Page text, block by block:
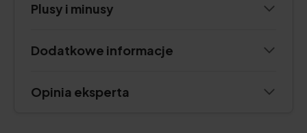
Plusy i minusy
Dodatkowe informacje
Opinia eksperta